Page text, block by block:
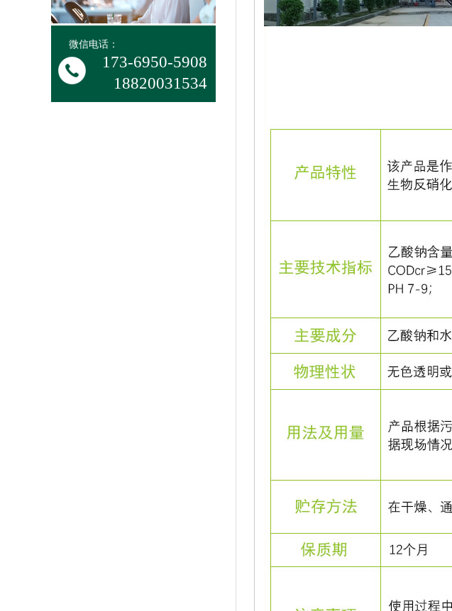
微信电话：
173-6950-5908
18820031534